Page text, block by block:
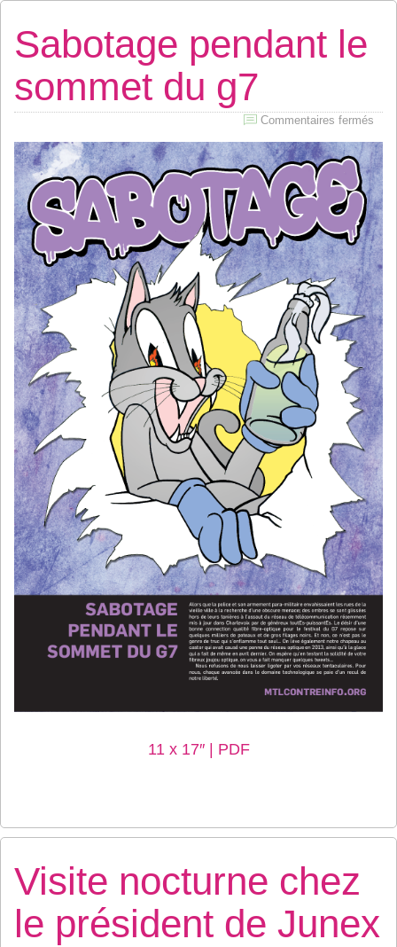
Sabotage pendant le
sommet du g7
Commentaires fermés
le
du
g7
11 x 17″ | PDF
Visite nocturne chez
le président de Junex